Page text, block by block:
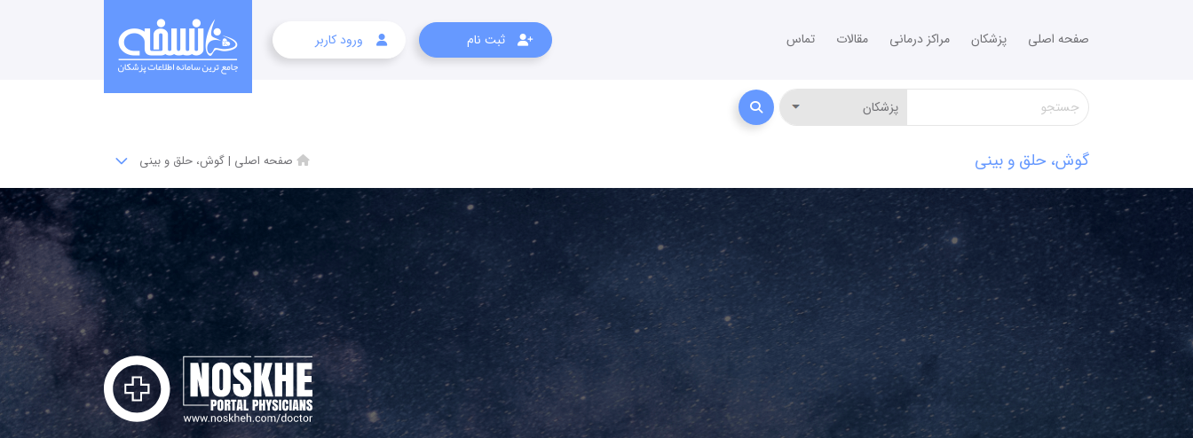
صفحه اصلی پزشکان مراکز درمانی مقالات تماس ثبت نام ورود کاربر
گوش، حلق و بینی صفحه اصلی |گوش، حلق و بینی